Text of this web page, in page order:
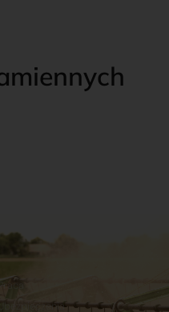
Ubezpieczenia